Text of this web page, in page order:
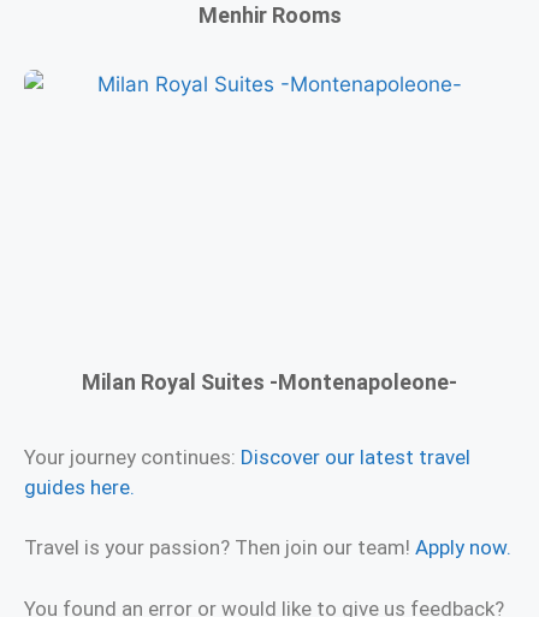
Menhir Rooms
Milan Royal Suites -Montenapoleone-
Your journey continues: Discover our latest travel
guides here.
Travel is your passion? Then join our team! Apply now.
You found an error or would like to give us feedback?